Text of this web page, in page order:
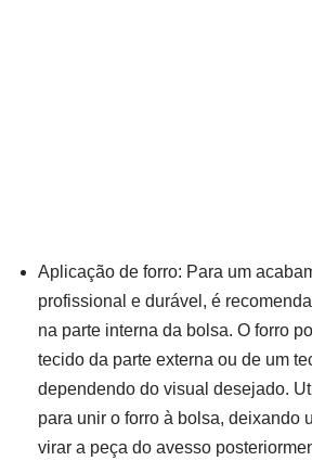
Aplicação de forro: Para um
profissional e durável, é
na parte interna da bolsa. O forro
tecido da parte externa ou de um
dependendo do visual desejado.
para unir o forro à bolsa, deixando
virar a peça do avesso